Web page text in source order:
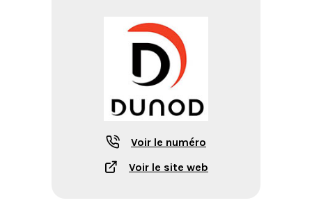
Voir le numéro
Voir le site web